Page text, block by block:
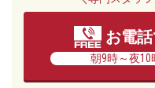
お電
朝9時～夜